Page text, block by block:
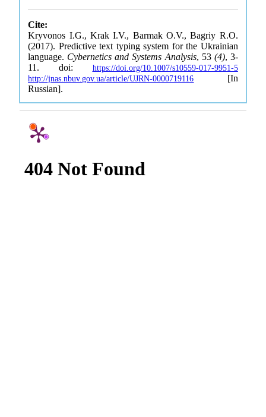
Cite:
Kryvonos I.G., Krak I.V., Barmak O.V., Bagriy R.O.
(2017). Predictive text typing system for the Ukrainian
language. Cybernetics and Systems Analysis, 53 (4), 3-
11. doi: https://doi.org/10.1007/s10559-017-9951-5
http://jnas.nbuv.gov.ua/article/UJRN-0000719116 [In
Russian].